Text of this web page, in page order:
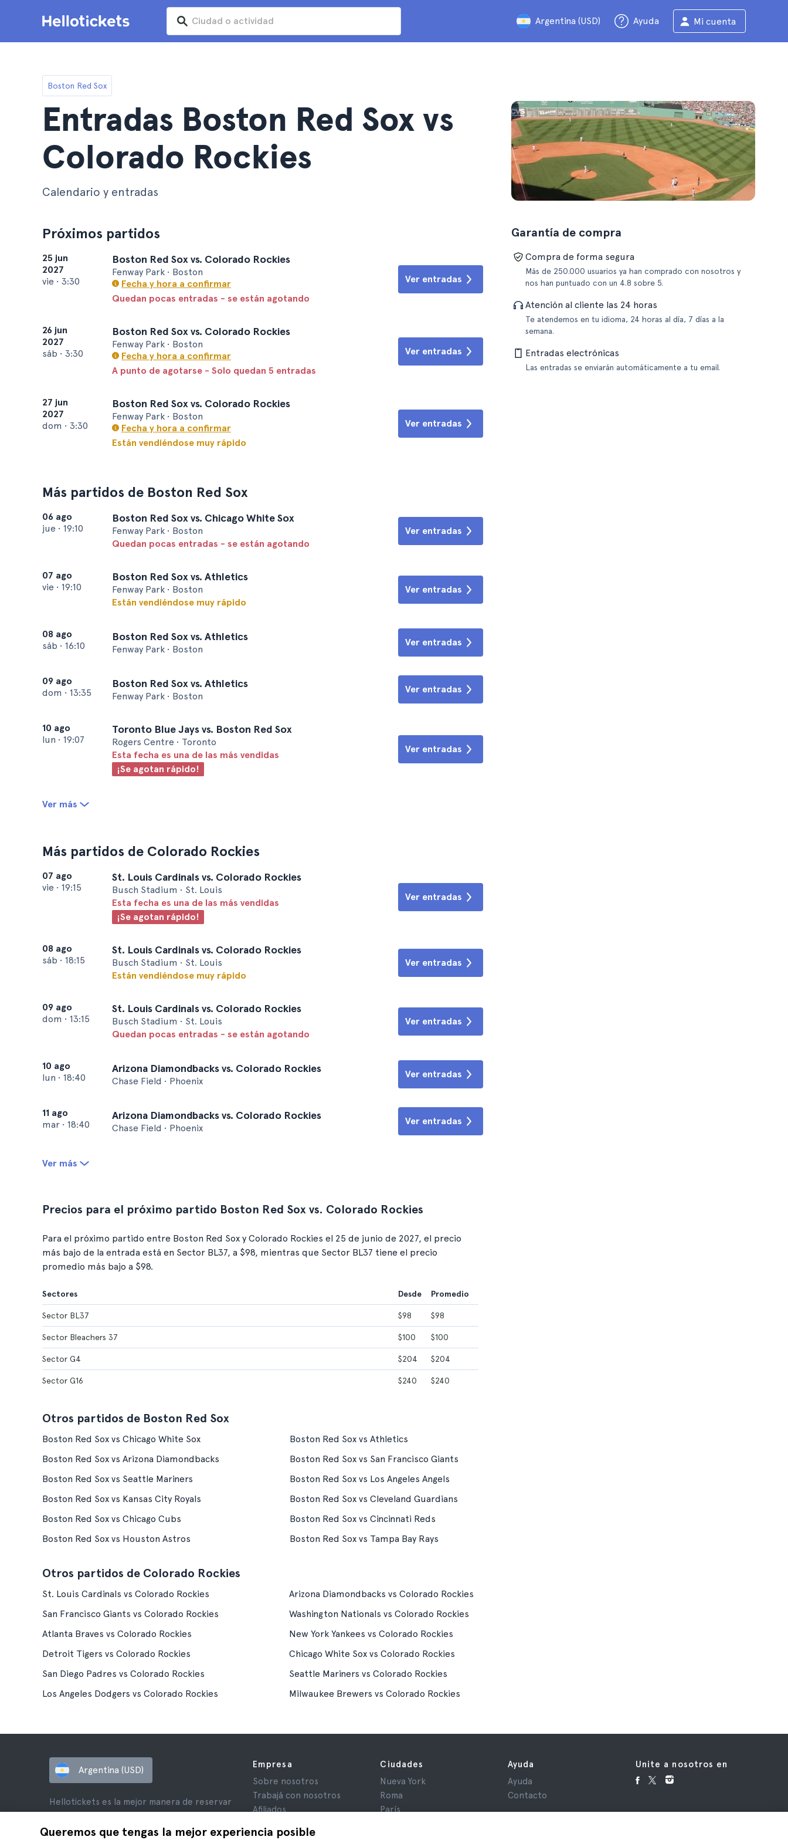
Argentina (USD) Ayuda Mi cuenta
Boston Red Sox
Entradas Boston Red Sox vs
Colorado Rockies
Calendario y entradas
Próximos partidos
25 jun
2027
vie • 3:30
Boston Red Sox vs. Colorado Rockies
Fenway Park • Boston
Fecha y hora a confirmar
Quedan pocas entradas - se están agotando
Ver entradas
26 jun
2027
sáb • 3:30
Boston Red Sox vs. Colorado Rockies
Fenway Park • Boston
Fecha y hora a confirmar
A punto de agotarse - Solo quedan 5 entradas
Ver entradas
27 jun
2027
dom • 3:30
Boston Red Sox vs. Colorado Rockies
Fenway Park • Boston
Fecha y hora a confirmar
Están vendiéndose muy rápido
Ver entradas
Más partidos de Boston Red Sox
06 ago
jue • 19:10
Boston Red Sox vs. Chicago White Sox
Fenway Park • Boston
Quedan pocas entradas - se están agotando
Ver entradas
07 ago
vie • 19:10
Boston Red Sox vs. Athletics
Fenway Park • Boston
Están vendiéndose muy rápido
Ver entradas
08 ago
sáb • 16:10
Boston Red Sox vs. Athletics
Fenway Park • Boston
Ver entradas
09 ago
dom • 13:35
Boston Red Sox vs. Athletics
Fenway Park • Boston
Ver entradas
10 ago
lun • 19:07
Toronto Blue Jays vs. Boston Red Sox
Rogers Centre • Toronto
Esta fecha es una de las más vendidas
¡Se agotan rápido!
Ver entradas
Ver más
Más partidos de Colorado Rockies
07 ago
vie • 19:15
St. Louis Cardinals vs. Colorado Rockies
Busch Stadium • St. Louis
Esta fecha es una de las más vendidas
¡Se agotan rápido!
Ver entradas
08 ago
sáb • 18:15
St. Louis Cardinals vs. Colorado Rockies
Busch Stadium • St. Louis
Están vendiéndose muy rápido
Ver entradas
09 ago
dom • 13:15
St. Louis Cardinals vs. Colorado Rockies
Busch Stadium • St. Louis
Quedan pocas entradas - se están agotando
Ver entradas
10 ago
lun • 18:40
Arizona Diamondbacks vs. Colorado Rockies
Chase Field • Phoenix
Ver entradas
11 ago
mar • 18:40
Arizona Diamondbacks vs. Colorado Rockies
Chase Field • Phoenix
Ver entradas
Ver más
Garantía de compra
Compra de forma segura
Más de 250.000 usuarios ya han comprado con nosotros y
nos han puntuado con un 4.8 sobre 5.
Atención al cliente las 24 horas
Te atendemos en tu idioma, 24 horas al día, 7 días a la
semana.
Entradas electrónicas
Las entradas se enviarán automáticamente a tu email.
Precios para el próximo partido Boston Red Sox vs. Colorado Rockies
Para el próximo partido entre Boston Red Sox y Colorado Rockies el 25 de junio de 2027, el precio
más bajo de la entrada está en Sector BL37, a $98, mientras que Sector BL37 tiene el precio
promedio más bajo a $98.
Sectores Desde Promedio
Sector BL37 $98 $98
Sector Bleachers 37 $100 $100
Sector G4 $204 $204
Sector G16 $240 $240
Otros partidos de Boston Red Sox
Boston Red Sox vs Chicago White Sox
Boston Red Sox vs Athletics
Boston Red Sox vs Arizona Diamondbacks
Boston Red Sox vs San Francisco Giants
Boston Red Sox vs Seattle Mariners
Boston Red Sox vs Los Angeles Angels
Boston Red Sox vs Kansas City Royals
Boston Red Sox vs Cleveland Guardians
Boston Red Sox vs Chicago Cubs
Boston Red Sox vs Cincinnati Reds
Boston Red Sox vs Houston Astros
Boston Red Sox vs Tampa Bay Rays
Otros partidos de Colorado Rockies
St. Louis Cardinals vs Colorado Rockies
Arizona Diamondbacks vs Colorado Rockies
San Francisco Giants vs Colorado Rockies
Washington Nationals vs Colorado Rockies
Atlanta Braves vs Colorado Rockies
New York Yankees vs Colorado Rockies
Detroit Tigers vs Colorado Rockies
Chicago White Sox vs Colorado Rockies
San Diego Padres vs Colorado Rockies
Seattle Mariners vs Colorado Rockies
Los Angeles Dodgers vs Colorado Rockies
Milwaukee Brewers vs Colorado Rockies
Queremos que tengas la mejor experiencia posible
Argentina (USD)
Hellotickets es la mejor manera de reservar
© Hello Ticket, SL.
Empresa
Sobre nosotros
Trabajá con nosotros
Afiliados
Privacidad
Ciudades
Nueva York
Roma
París
Ayuda
Ayuda
Contacto
Unite a nosotros en